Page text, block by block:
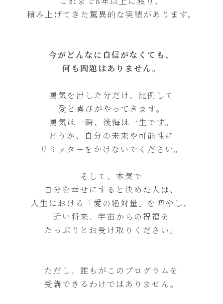
積み上げてきた驚異的な実績があります。
今がどんなに自信がなくても、
何も問題はありません。
勇気を出した分だけ、比例して
愛と喜びがやってきます。
勇気は一瞬、後悔は一生です。
どうか、自分の未来や可能性に
リミッターをかけないでください。
そして、本気で
自分を幸せにすると決めた人は、
人生における「愛の絶対量」を増やし、
近い将来、宇宙からの祝福を
たっぷりとお受け取りください。
ただし、誰もがこのプログラムを
受講できるわけではありません。